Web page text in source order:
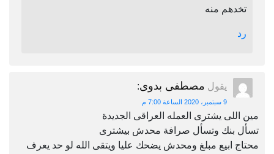
تخدهم منه
رد
يقول مصطفى بدوى:
9 سبتمبر، 2020 الساعة 7:00 م
مين اللى يشترى العمله العراقى الجديدة
تسأل بنك وتسأل صرافة محدش بيشترى
محتاج ابيع مبلغ ومحدش يضحك عليا ويتقى الله لو حد يعرف